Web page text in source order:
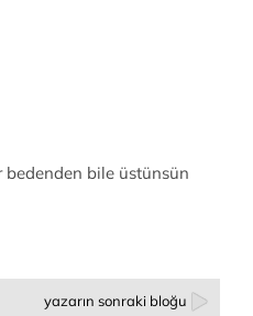
bedenden bile üstünsün
yazarın sonraki bloğu